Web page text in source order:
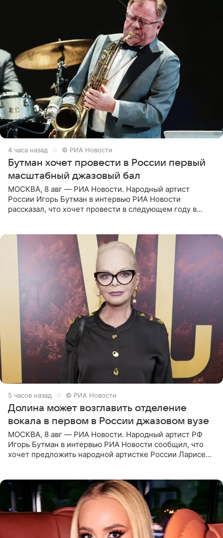
4 часа назад © РИА Новости
Бутман хочет провести в России первый
масштабный джазовый бал
МОСКВА, 8 авг — РИА Новости. Народный артист
России Игорь Бутман в интервью РИА Новости
рассказал, что хочет провести в следующем году в
5 часов назад © РИА Новости
Долина может возглавить отделение
вокала в первом в России джазовом вузе
МОСКВА, 8 авг — РИА Новости. Народный артист РФ
Игорь Бутман в интервью РИА Новости сообщил, что
хочет предложить народной артистке России Ларисе